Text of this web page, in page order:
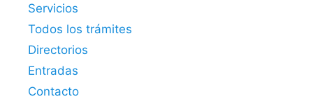
Servicios
Todos los trámites
Directorios
Entradas
Contacto